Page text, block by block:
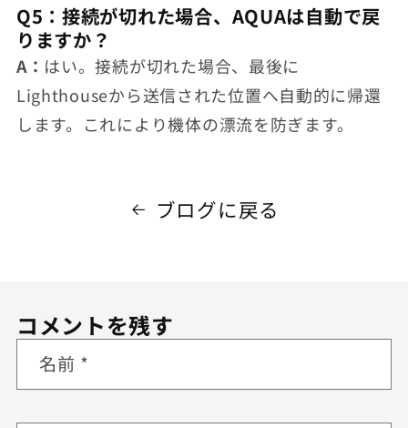
Q5：接続が切れた場合、AQUAは自動で戻
りますか？
A： はい。接続が切れた場合、最後に
Lighthouseから送信された位置へ自動的に帰還
します。これにより機体の漂流を防ぎます。
ブログに戻る
コメントを残す
名前 *